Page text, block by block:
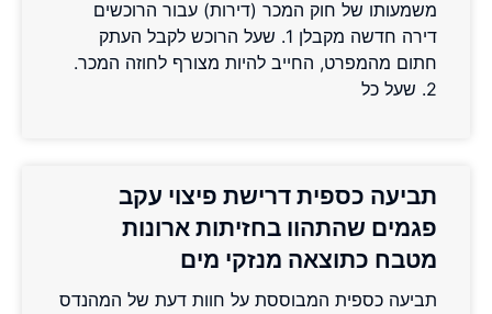
משמעותו של חוק המכר (דירות) עבור הרוכשים
דירה חדשה מקבלן 1. שעל הרוכש לקבל העתק
חתום מהמפרט, החייב להיות מצורף לחוזה המכר.
תביעה כספית דרישת פיצוי עקב
פגמים שהתהוו בחזיתות ארונות
מטבח כתוצאה מנזקי מים
תביעה כספית המבוססת על חוות דעת של המהנדס